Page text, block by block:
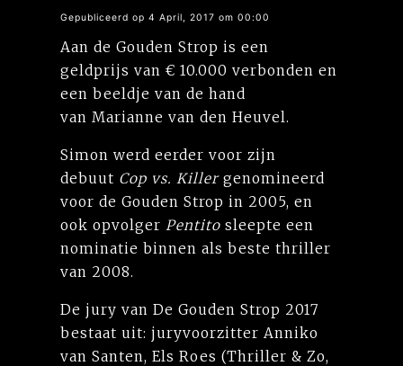
Gepubliceerd op 4 April, 2017 om 00:00
Aan de Gouden Strop is een
geldprijs van € 10.000 verbonden en
een beeldje van de hand
van Marianne van den Heuvel.
Simon werd eerder voor zijn
debuut Cop vs. Killergenomineerd
voor de Gouden Strop in 2005, en
ook opvolger Pentito sleepte een
nominatie binnen als beste thriller
van 2008.
De jury van De Gouden Strop 2017
bestaat uit: juryvoorzitter Anniko
van Santen, Els Roes (Thriller & Zo,